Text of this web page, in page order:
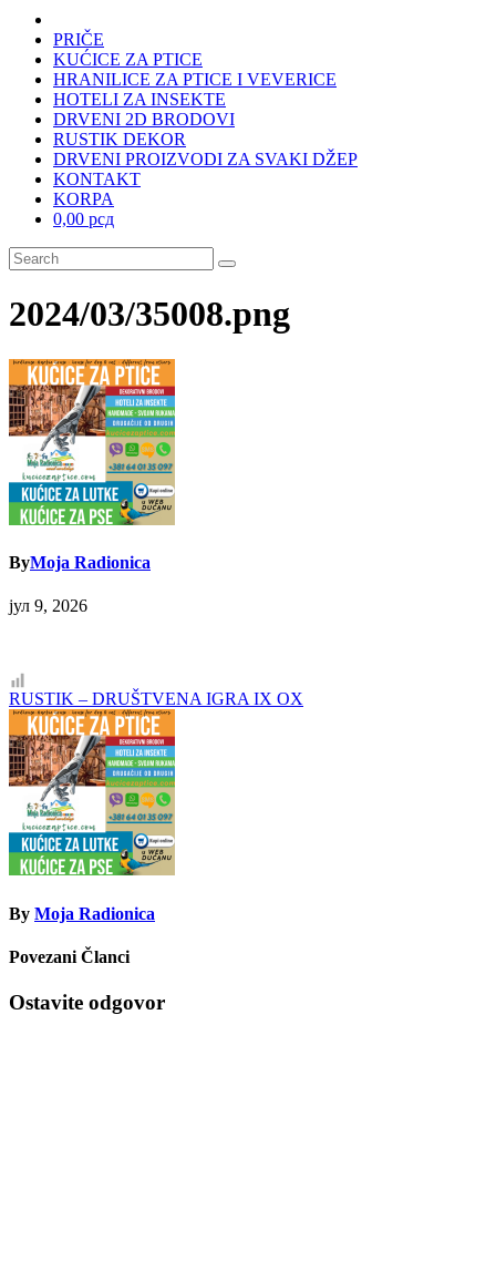
PRIČE
KUĆICE ZA PTICE
HRANILICE ZA PTICE I VEVERICE
HOTELI ZA INSEKTE
DRVENI 2D BRODOVI
RUSTIK DEKOR
DRVENI PROIZVODI ZA SVAKI DŽEP
KONTAKT
KORPA
0,00 рсд
2024/03/35008.png
ByMoja Radionica
јул 9, 2026
Кретање
чланка
RUSTIK – DRUŠTVENA IGRA IX OX
By Moja Radionica
Povezani Članci
Ostavite odgovor